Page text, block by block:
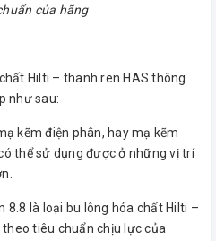
của hãng
Hilti – thanh ren HAS thông
như sau:
kẽm điện phân, hay mạ kẽm
thể sử dụng được ở những vị trí
8.8 là loại bu lông hóa chất Hilti –
tiêu chuẩn chịu lực của